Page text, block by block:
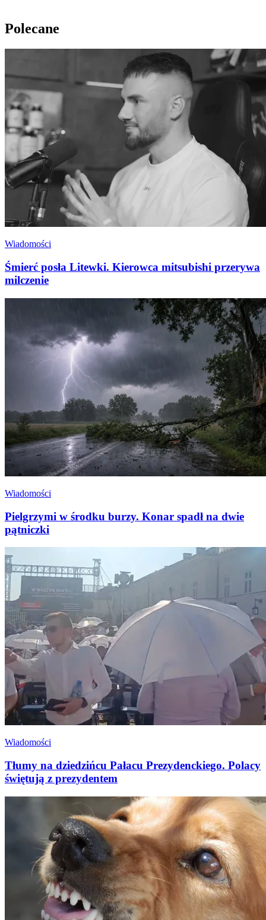
Polecane
Wiadomości
Śmierć posła Litewki. Kierowca mitsubishi przerywa
milczenie
Wiadomości
Pielgrzymi w środku burzy. Konar spadł na dwie
pątniczki
Wiadomości
Tłumy na dziedzińcu Pałacu Prezydenckiego. Polacy
świętują z prezydentem